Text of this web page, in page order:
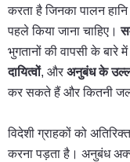
करता है जिनका पालन
पहले किया जाना चाहिए।
भुगतानों की वापसी के
दायित्वों, और अनुबंध के
कर सकते हैं और कितनी
विदेशी ग्राहकों को
करना पड़ता है। अनुबंध